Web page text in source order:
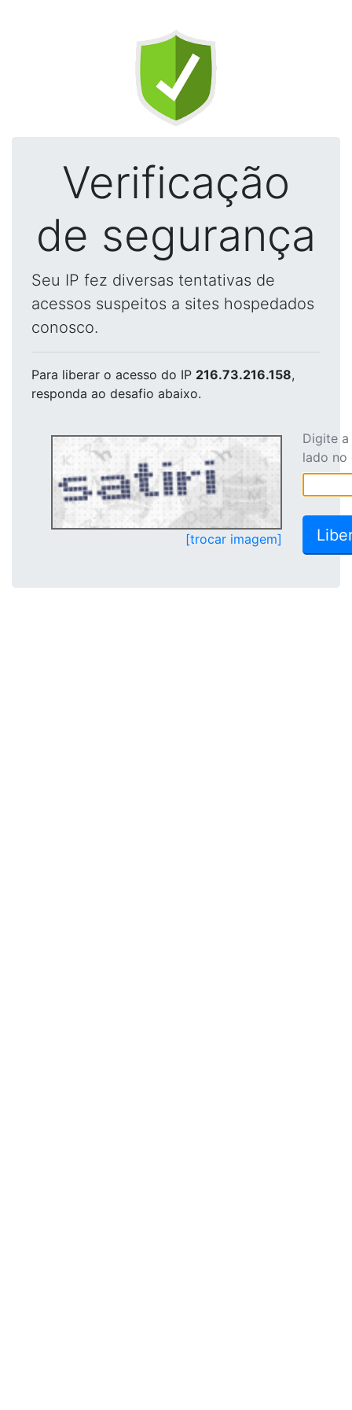
Verificação
de segurança
Seu IP fez diversas tentativas de
acessos suspeitos a sites hospedados
conosco.
Para liberar o acesso do IP 216.73.216.158,
responda ao desafio abaixo.
[trocar imagem]
Digite
lado no